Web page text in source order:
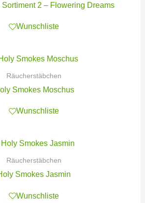
Sortiment 2 – Flowering Dreams
Wunschliste
Räucherstäbchen
Smokes Moschus
Wunschliste
Räucherstäbchen
Smokes Jasmin
Wunschliste